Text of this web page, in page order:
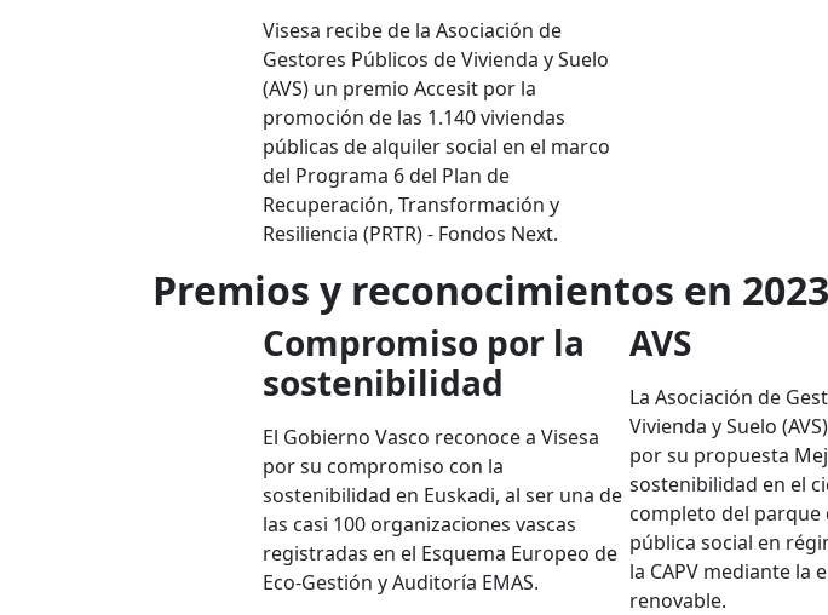
Visesa recibe de la Asociación de
Gestores Públicos de Vivienda y Suelo
(AVS) un premio Accesit por la
promoción de las 1.140 viviendas
públicas de alquiler social en el marco
del Programa 6 del Plan de
Recuperación, Transformación y
Resiliencia (PRTR) - Fondos Next.
Premios y reconocimientos en 2023
Compromiso por la
sostenibilidad
El Gobierno Vasco reconoce a Visesa
por su compromiso con la
sostenibilidad en Euskadi, al ser una de
las casi 100 organizaciones vascas
registradas en el Esquema Europeo de
Eco-Gestión y Auditoría EMAS.
AVS
La Asociación de
Vivienda y Suelo
por su propuesta
sostenibilidad en el
completo del parque
pública social en
la CAPV mediante la
renovable.